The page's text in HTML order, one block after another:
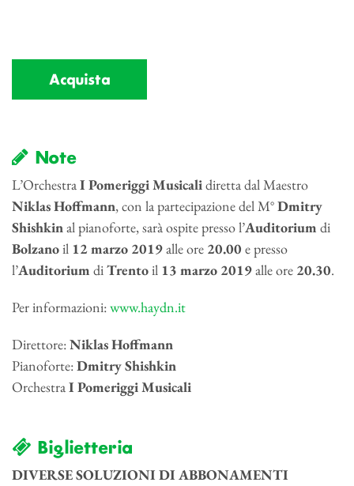
Acquista
Note
L’OrchestraI Pomeriggi Musicalidiretta dal Maestro
Niklas Hoffmann, con la partecipazione del M°Dmitry
Shishkinal pianoforte, sarà ospite presso l’Auditorium di
Bolzanoil 12 marzo 2019alle ore 20.00 e presso
l’Auditorium diTrentoil 13 marzo 2019alle ore 20.30.
Per informazioni:www.haydn.it
Direttore:Niklas Hoffmann
Pianoforte:Dmitry Shishkin
OrchestraI Pomeriggi Musicali
Biglietteria
DIVERSE SOLUZIONI DI ABBONAMENTI